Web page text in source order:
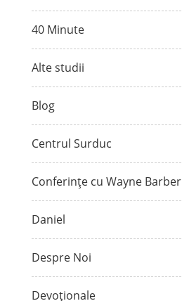
40 Minute
Alte studii
Blog
Centrul Surduc
Conferințe cu Wayne Barber
Daniel
Despre Noi
Devoționale